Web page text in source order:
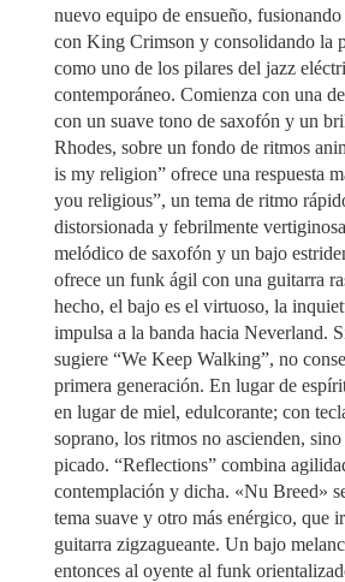
nuevo equipo de ensueño,
con King Crimson y consolidando la
como uno de los pilares del jazz
contemporáneo. Comienza con una
con un suave tono de saxofón y un
Rhodes, sobre un fondo de ritmos
is my religion” ofrece una respuesta
you religious”, un tema de ritmo
distorsionada y febrilmente
melódico de saxofón y un bajo
ofrece un funk ágil con una guitarra
hecho, el bajo es el virtuoso, la
impulsa a la banda hacia Neverland.
sugiere “We Keep Walking”, no
primera generación. En lugar de
en lugar de miel, edulcorante; con
soprano, los ritmos no ascienden, sino
picado. “Reflections” combina
contemplación y dicha. «Nu Breed»
tema suave y otro más enérgico, que
guitarra zigzagueante. Un bajo
entonces al oyente al funk